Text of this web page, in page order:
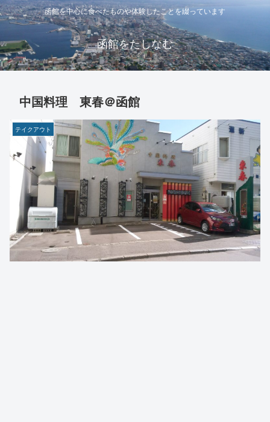
函館を中心に食べたものや体験したことを綴っています
函館をたしなむ
中国料理 東春＠函館
テイクアウト